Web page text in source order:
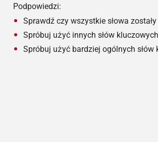
Podpowiedzi:
Sprawdź czy wszystkie słowa
Spróbuj użyć innych słów
Spróbuj użyć bardziej ogólnych słów